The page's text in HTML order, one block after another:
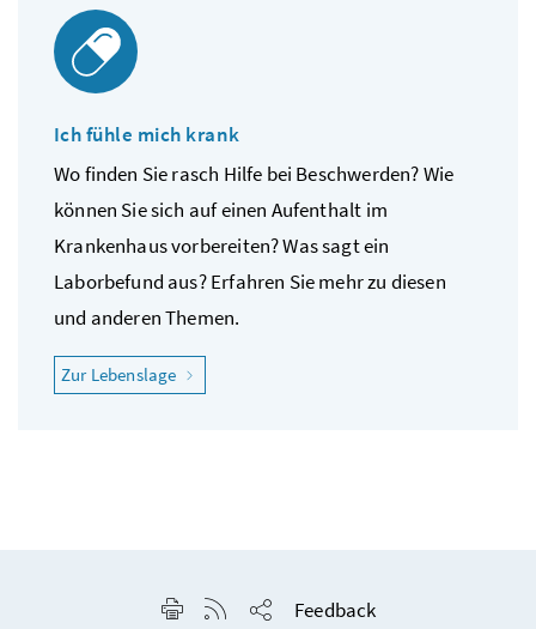
Ich fühle mich krank
Wo finden Sie rasch Hilfe bei Beschwerden? Wie
können Sie sich auf einen Aufenthalt im
Krankenhaus vorbereiten? Was sagt ein
Laborbefund aus? Erfahren Sie mehr zu diesen
und anderen Themen.
Zur Lebenslage "Ich fühle mich krank"
Seite drucken
RSS-Feed anzeigen
Feedback